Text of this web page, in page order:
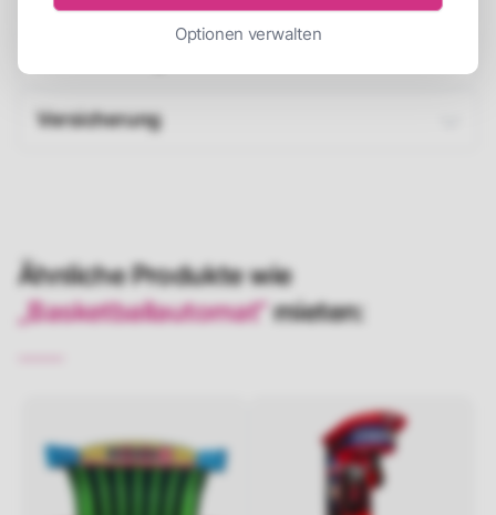
Versicherung
Ähnliche Produkte wie
„Basketballautomat“mieten:
Optionen verwalten